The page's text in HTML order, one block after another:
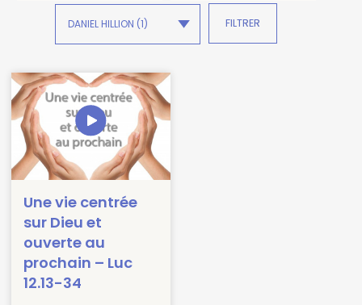
Une vie centrée
sur Dieu et
ouverte au
prochain – Luc
12.13-34